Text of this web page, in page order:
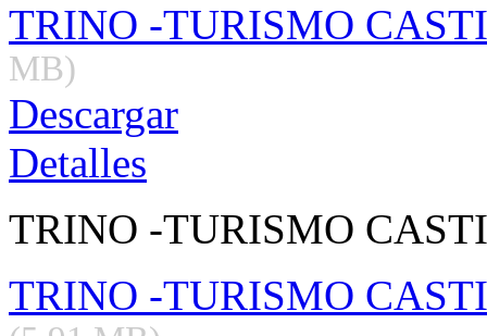
TRINO -TURISMO
MB)
Descargar
Detalles
TRINO -TURISMO
TRINO -TURISMO